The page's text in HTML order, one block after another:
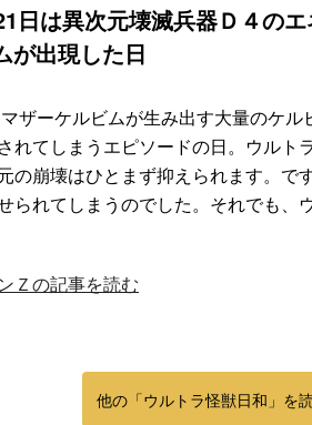
日は異次元壊滅兵器Ｄ４の
が出現した日
ザーケルビムが生み出す大量のケ
れてしまうエピソードの日。ウルト
の崩壊はひとまず抑えられます。で
られてしまうのでした。それでも、
Ｚの記事を読む
他の「ウルトラ怪獣日和」を